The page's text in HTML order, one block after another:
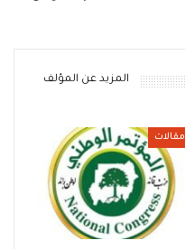
المزيد عن المؤلف
مقالات